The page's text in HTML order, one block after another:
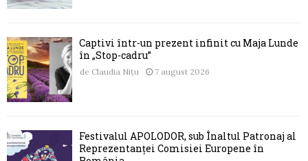
Captivi într-un prezent infinit cu Maja Lunde
în „Stop-cadru”
de Claudia Nițu 7 august 2026
Festivalul APOLODOR, sub Înaltul Patronaj al
Reprezentanței Comisiei Europene în